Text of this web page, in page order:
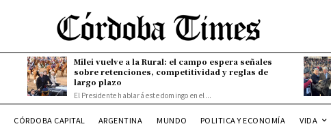
Milei vuelve a la Rural: el campo espera señales
sobre retenciones, competitividad y reglas de
largo plazo
El Presidente hablará este domingo en el...
CÓRDOBA CAPITAL ARGENTINA MUNDO POLITICA Y ECONOMÍA VIDA